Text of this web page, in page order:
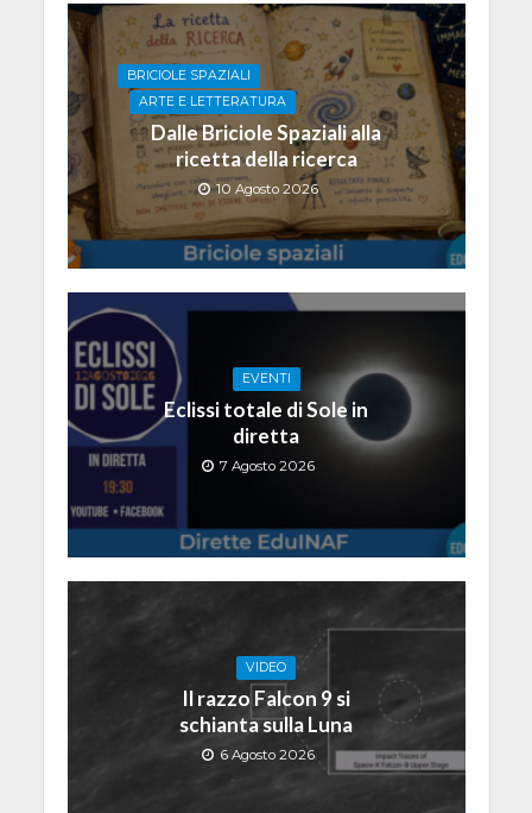
BRICIOLE SPAZIALI
ARTE E LETTERATURA
Dalle Briciole Spaziali alla
ricetta della ricerca
10 Agosto 2026
EVENTI
Eclissi totale di Sole in
diretta
7 Agosto 2026
VIDEO
Il razzo Falcon 9 si
schianta sulla Luna
6 Agosto 2026